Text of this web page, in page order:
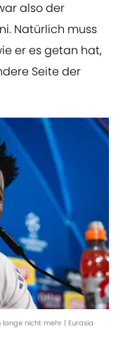
also der
Natürlich muss
er es getan hat,
Seite der
nicht mehr | Eurasia